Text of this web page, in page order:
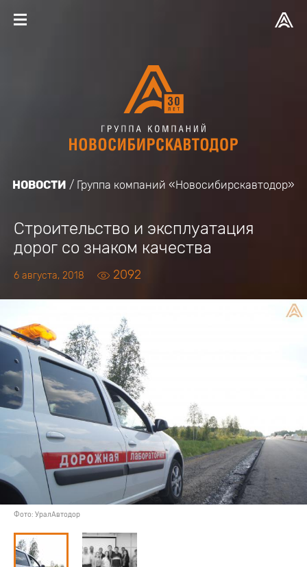
НОВОСТИ Группа компаний «Новосибирскавтодор»
Строительство и эксплуатация
дорог со знаком качества
6 августа, 2018 2092
Фото: УралАвтодор